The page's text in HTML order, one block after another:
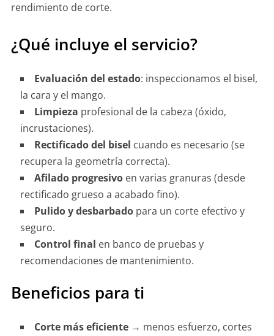
rendimiento de corte.
¿Qué incluye el servicio?
Evaluación del estado: inspeccionamos el bisel,
la cara y el mango.
Limpieza profesional de la cabeza (óxido,
incrustaciones).
Rectificado del bisel cuando es necesario (se
recupera la geometría correcta).
Afilado progresivoen varias granuras (desde
rectificado grueso a acabado fino).
Pulido y desbarbadopara un corte efectivo y
seguro.
Control final en banco de pruebas y
recomendaciones de mantenimiento.
Beneficios para ti
Corte más eficiente→ menos esfuerzo, cortes